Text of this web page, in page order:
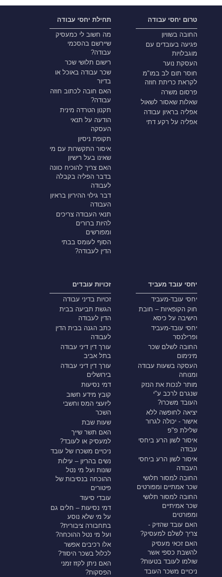
טרום יחסי עבודה
החובה בשוויון
פגיעה בעובדים עם
מוגבלויות
העסקת נוער
חוסר תום לב במו"מ
לקראת כריתת חוזה
פרסום משרה
שאלות שאסור לשאול
אפליה בראיון עבודה
אפליה על רקע דתי
תחילת יחסי עבודה
מה חשוב לי כמעסיק
שיירשם בהסכמי
עבודה?
רישום תלושי שכר
שכר עבודה באוכל או
בדיור
האם חובה לכתוב חוזה
עבודה?
תקנון הטרדה מינית
הודעה על תנאי
העסקה
תקופת ניסיון
איסור התקשרות עם מי
שאינו בעל רישיון
האם צריך להוכיח כוונה
בדבר הפליה בקבלה
לעבודה
דבר גילוי ההיריון בראיון
העבודה
תנאי העבודה צריכים
להיות ברורים
ומפורשים
הסוף לעומס בבתי
הדין לעבודה?
יחסי עובד מעביד
יחסי עובד-מעביד
חוק הקופאיות – חובת
הישיבה על כיסא
יחסי עובד-מעביד
ופרילנסר
החובה לשלם שכר
מינימום
העסקה בשעות עבודה
ומנוחה
מותר לנכות את הנזק
שנגרם לרכב ע"י
העובד משכרו?
יציאה לחופשה ללא
אישור - יכולה לגרור
שלילת פ"פ
איסור לשון הרע ביחסי
עבודה
איסור לשון הרע ביחסי
העבודה
החובה למסור תלושי
שכר אמתיים ומפורטים
החובה למסור תלושי
שכר אמיתיים
ומפורטים
האם עובד שהזיק -
צריך לשלם למעסיק?
האם זכאי מעסיק
להשבת כספי אשר
שולמו לעובד בטעות?
ניכויים משכר העובד
זכויות עובדים
זכויות בדיני עבודה
הגשת תביעה בבית
הדין לעבודה
כתב הגנה בבית הדין
לעבודה
עורך דין דיני עבודה
בתל אביב
עורך דין דיני עבודה
בירושלים
דמי נסיעות
קובץ מידע חשוב
ליועצי המס וחשבי
השכר
שעות שבת
האם תשר שייך
למעסיק או לעובד?
ניכויים משכרו של עובד
נשים בהריון – עילות
שונות ועל מי נטל
ההוכחה בנסיבות של
פיטורים
עובדי סיעוד
דמי נסיעות – חלים גם
על מי שלא נוסע
בתחבורה ציבורית?
ועל מי נטל ההוכחה?
אלו רכיבים אפשר
לכלול בשכר היסוד?
האם ניתן לקזז זמני
הפסקות?